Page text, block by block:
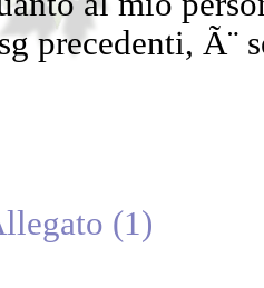
precedenti, Ã¨
(1)